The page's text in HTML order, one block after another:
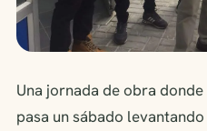
Una jornada de obra
pasa un sábado